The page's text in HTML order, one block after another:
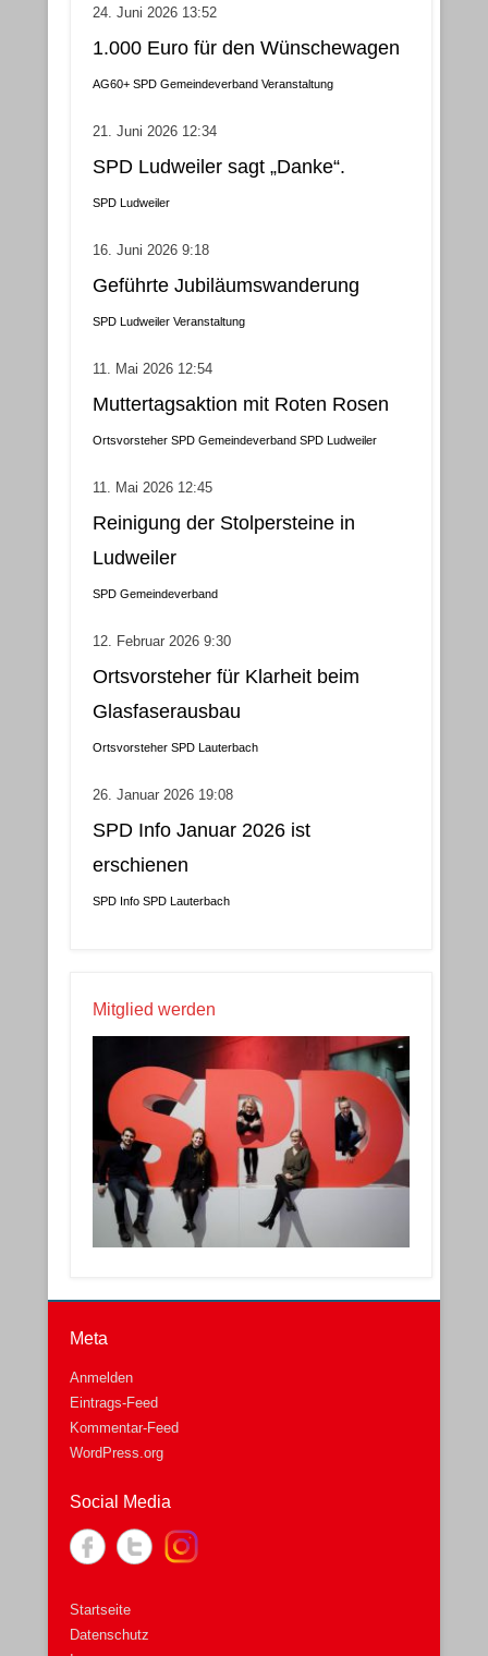
24. Juni 2026 13:52
1.000 Euro für den Wünschewagen
AG60+ SPD Gemeindeverband Veranstaltung
21. Juni 2026 12:34
SPD Ludweiler sagt „Danke“.
SPD Ludweiler
16. Juni 2026 9:18
Geführte Jubiläumswanderung
SPD Ludweiler Veranstaltung
11. Mai 2026 12:54
Muttertagsaktion mit Roten Rosen
Ortsvorsteher SPD Gemeindeverband SPD Ludweiler
11. Mai 2026 12:45
Reinigung der Stolpersteine in
Ludweiler
SPD Gemeindeverband
12. Februar 2026 9:30
Ortsvorsteher für Klarheit beim
Glasfaserausbau
Ortsvorsteher SPD Lauterbach
26. Januar 2026 19:08
SPD Info Januar 2026 ist
erschienen
SPD Info SPD Lauterbach
Mitglied werden
Meta
Anmelden
Eintrags-Feed
Kommentar-Feed
WordPress.org
Social Media
Startseite
Datenschutz